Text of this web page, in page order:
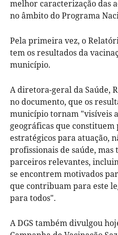
melhor caracterização das
no âmbito do Programa
Pela primeira vez, o
tem os resultados da
município.
A diretora-geral da Saúde,
no documento, que os
município tornam "visíveis
geográficas que constituem
estratégicos para atuação,
profissionais de saúde, mas
parceiros relevantes,
se encontrem motivados
que contribuam para este
para todos".
A DGS também divulgou